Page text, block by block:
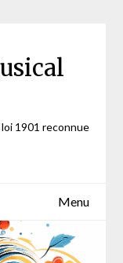
1901 reconnue
Menu